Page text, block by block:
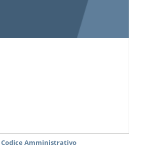
Codice Amministrativo